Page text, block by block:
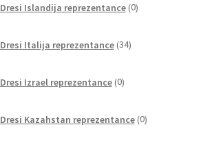
Dresi Islandija reprezentance 0izdelkov
Dresi Italija reprezentance 34izdelkov
Dresi Izrael reprezentance 0izdelkov
Dresi Kazahstan reprezentance 0izdelkov